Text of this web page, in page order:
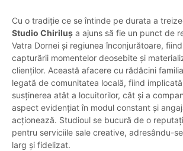
Cu o tradiție ce se întinde pe durata a
Studio Chiriluș a ajuns să fie un punct de
Vatra Dornei și regiunea înconjurătoare,
capturării momentelor deosebite și
clienților. Această afacere cu rădăcini
legată de comunitatea locală, fiind
susținerea atât a locuitorilor, cât și a
aspect evidențiat în modul constant și
acționează. Studioul se bucură de o
pentru serviciile sale creative, adresându-
larg și fidelizat.